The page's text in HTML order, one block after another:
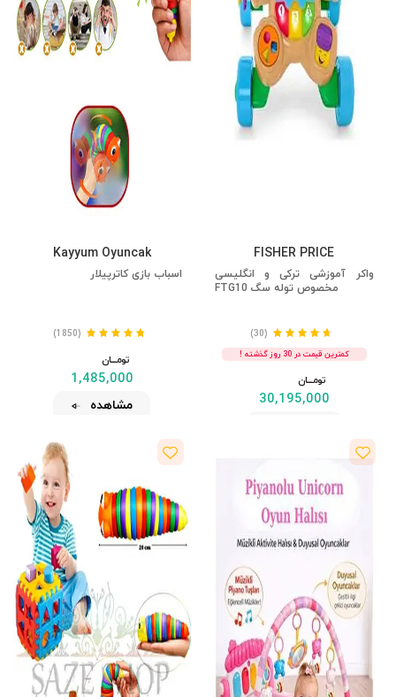
FISHER PRICE
واکر آموزشی ترکی و انگلیسی
مخصوص توله سگ FTG10
(30)
کمترین قیمت در 30 روز گذشته !
تومــــــان
30,195,000
Kayyum Oyuncak
اسباب بازی کاترپیلار
(1850)
تومــــــان
1,485,000
مشاهده